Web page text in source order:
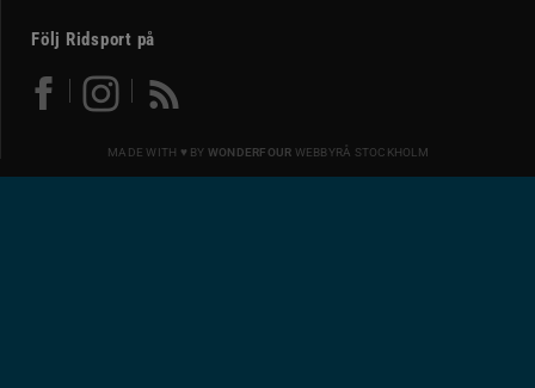
Följ Ridsport på
MADE WITH ♥ BY WONDERFOUR WEBBYRÅ STOCKHOLM